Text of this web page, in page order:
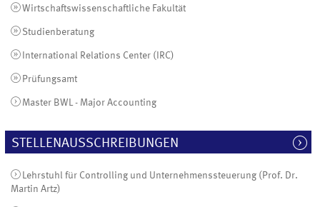
Wirtschaftswissenschaftliche Fakultät
Studienberatung
International Relations Center (IRC)
Prüfungsamt
Master BWL - Major Accounting
STELLENAUSSCHREIBUNGEN
Lehrstuhl für Controlling und Unternehmenssteuerung (Prof. Dr.
Martin Artz)